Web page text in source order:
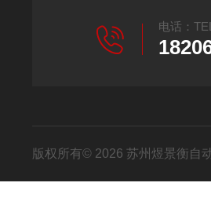
电话：TEL
版权所有© 2026 苏州煜景衡